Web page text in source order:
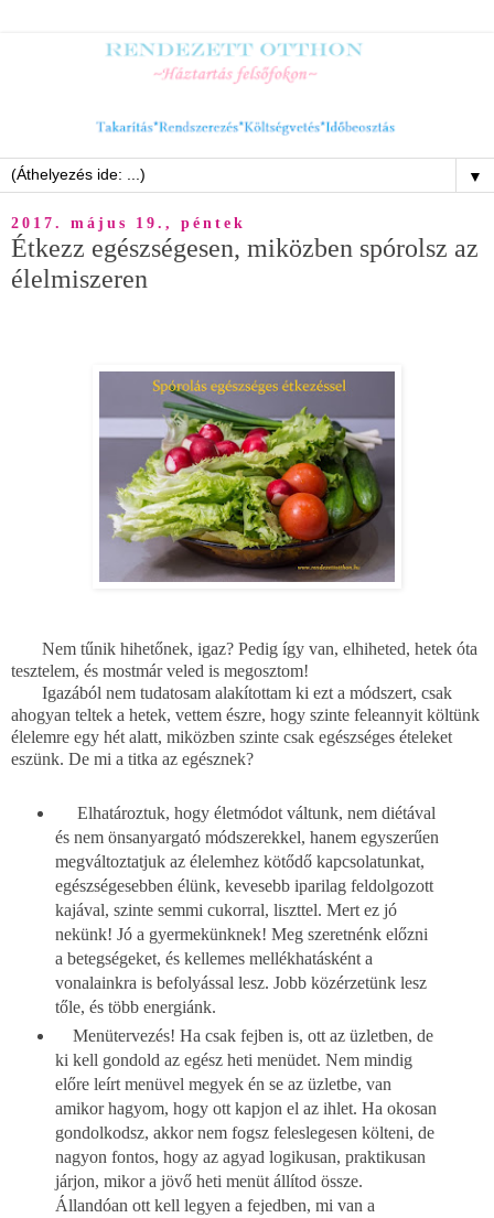
▼
2017. május 19., péntek
Étkezz egészségesen, miközben spórolsz az
élelmiszeren
Nem tűnik hihetőnek, igaz? Pedig így van, elhiheted, hetek óta
tesztelem, és mostmár veled is megosztom!
Igazából nem tudatosam alakítottam ki ezt a módszert, csak
ahogyan teltek a hetek, vettem észre, hogy szinte feleannyit költünk
élelemre egy hét alatt, miközben szinte csak egészséges ételeket
eszünk. De mi a titka az egésznek?
Elhatároztuk, hogy életmódot váltunk, nem diétával
és nem önsanyargató módszerekkel, hanem egyszerűen
megváltoztatjuk az élelemhez kötődő kapcsolatunkat,
egészségesebben élünk, kevesebb iparilag feldolgozott
kajával, szinte semmi cukorral, liszttel. Mert ez jó
nekünk! Jó a gyermekünknek! Meg szeretnénk előzni
a betegségeket, és kellemes mellékhatásként a
vonalainkra is befolyással lesz. Jobb közérzetünk lesz
tőle, és több energiánk.
Menütervezés! Ha csak fejben is, ott az üzletben, de
ki kell gondold az egész heti menüdet. Nem mindig
előre leírt menüvel megyek én se az üzletbe, van
amikor hagyom, hogy ott kapjon el az ihlet. Ha okosan
gondolkodsz, akkor nem fogsz feleslegesen költeni, de
nagyon fontos, hogy az agyad logikusan, praktikusan
járjon, mikor a jövő heti menüt állítod össze.
Állandóan ott kell legyen a fejedben, mi van a